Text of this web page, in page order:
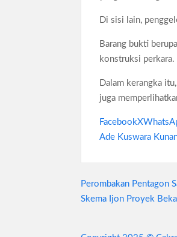
Di sisi lain,
Barang bukti
konstruksi perkara.
Dalam kerangka
juga
FacebookX
Ade Kuswara
Navigasi
pos
Perombakan Pentagon
Skema Ijon Proyek